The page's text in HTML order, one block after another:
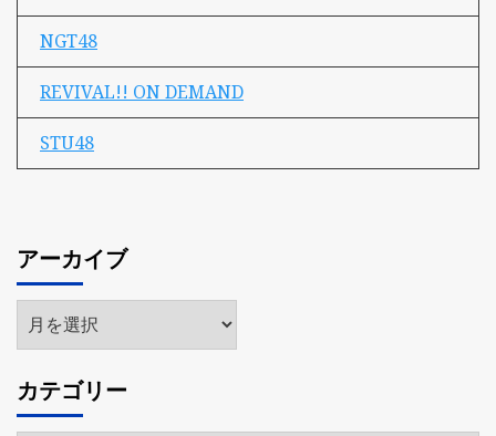
NGT48
REVIVAL!! ON DEMAND
STU48
アーカイブ
ア
ー
イ
ブ
カテゴリー